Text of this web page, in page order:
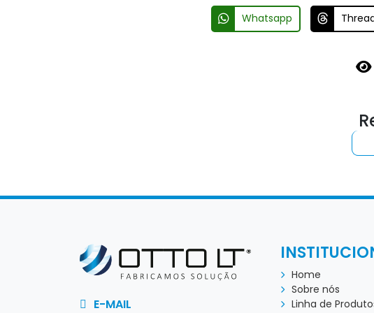
Whatsapp
E-MAIL
Home
Sobre nós
Linha de